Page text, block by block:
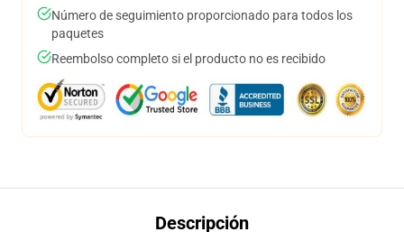
Número de seguimiento proporcionado para todos los
paquetes
Reembolso completo si el producto no es recibido
Descripción